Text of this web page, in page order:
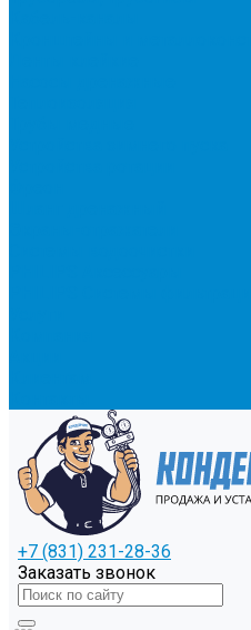
+7 (831) 231-28-36
Заказать звонок